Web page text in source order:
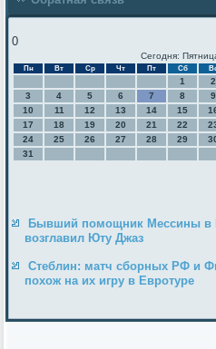
0
Сегодня:
Пн Вт Ср Чт Пт Сб
1
2
3
4 5 6 7 8
9
10
11 12 13 14 15
17
18 19 20 21 22
24
25 26 27 28 29
31
Бывший помощник Мессины в
возглавил Юту Джаз
Стеблин: матч сборных РФ и
похож на их игру в Евротуре